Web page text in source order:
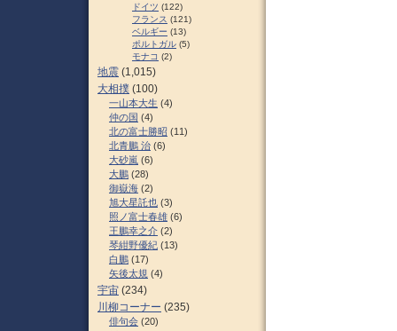
ドイツ (122)
フランス (121)
ベルギー (13)
ポルトガル (5)
モナコ (2)
地震 (1,015)
大相撲 (100)
一山本大生 (4)
仲の国 (4)
北の富士勝昭 (11)
北青鵬 治 (6)
大砂嵐 (6)
大鵬 (28)
御嶽海 (2)
旭大星託也 (3)
照ノ富士春雄 (6)
王鵬幸之介 (2)
琴紺野優紀 (13)
白鵬 (17)
矢後太規 (4)
宇宙 (234)
川柳コーナー (235)
俳句会 (20)